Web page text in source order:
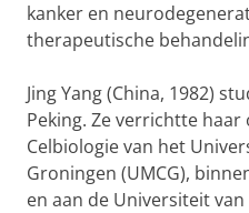
kanker en
therapeutische
Jing Yang (China, 1982)
Peking. Ze verrichtte
Celbiologie van het
Groningen (UMCG),
en aan de Universiteit